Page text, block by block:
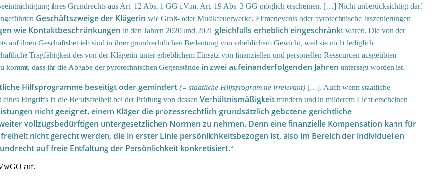
ihres Grundrechts aus Art. 12 Abs. 1 GG i.V.m. Art. 19 Abs. 3 GG möglich erscheinen. […] Nicht unberücksichtigt darf
Geschäftszweige der Klägerin wie Groß- oder Musikfeuerwerke, Firmenevents oder pyrotechnische Inszenierungen
wie Kontaktbeschränkungen in den Jahren 2020 und 2021 gleichfalls erheblich eingeschränkt waren. Die von der
auf ihren Geschäftsbetrieb sind in ihrer grundrechtlichen Bedeutung von erheblichem Gewicht, weil sie nicht lediglich
Tragfähigkeit des von der Klägerin unter erheblichem Einsatz von finanziellen und personellen Ressourcen ausgeübten
dass ihr die Abgabe der pyrotechnischen Gegenstände in zwei aufeinanderfolgenden Jahren untersagt worden ist.
Hilfsprogramme beseitigt oder gemindert (= staatliche Hilfsprogramme irrelevant) […]. Auch wenn staatliche
Eingriffs in die Berufsfreiheit bei der Prüfung von dessen Verhältnismäßigkeit mindern und in milderem Licht erscheinen
nicht geeignet, einem Kläger die prozessrechtlich grundsätzlich gebotene gerichtliche
vollzugsbedürftigen untergesetzlichen Normen zu nehmen. Denn eine finanzielle Kompensation kann für
nicht gerecht werden, die in erster Linie persönlichkeitsbezogen ist, also im Bereich der individuellen
auf freie Entfaltung der Persönlichkeit konkretisiert.“
auf.